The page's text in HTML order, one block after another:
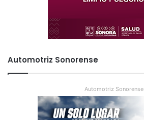
Automotriz Sonorense
Automotriz Sonorense